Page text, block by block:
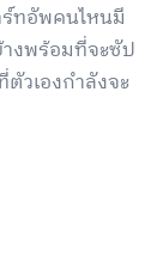
ทอัพคนไหนมี
งพร้อมที่จะซัป
วเองกำลังจะ